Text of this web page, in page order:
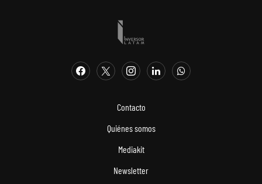
Contacto
Quiénes somos
Mediakit
Newsletter